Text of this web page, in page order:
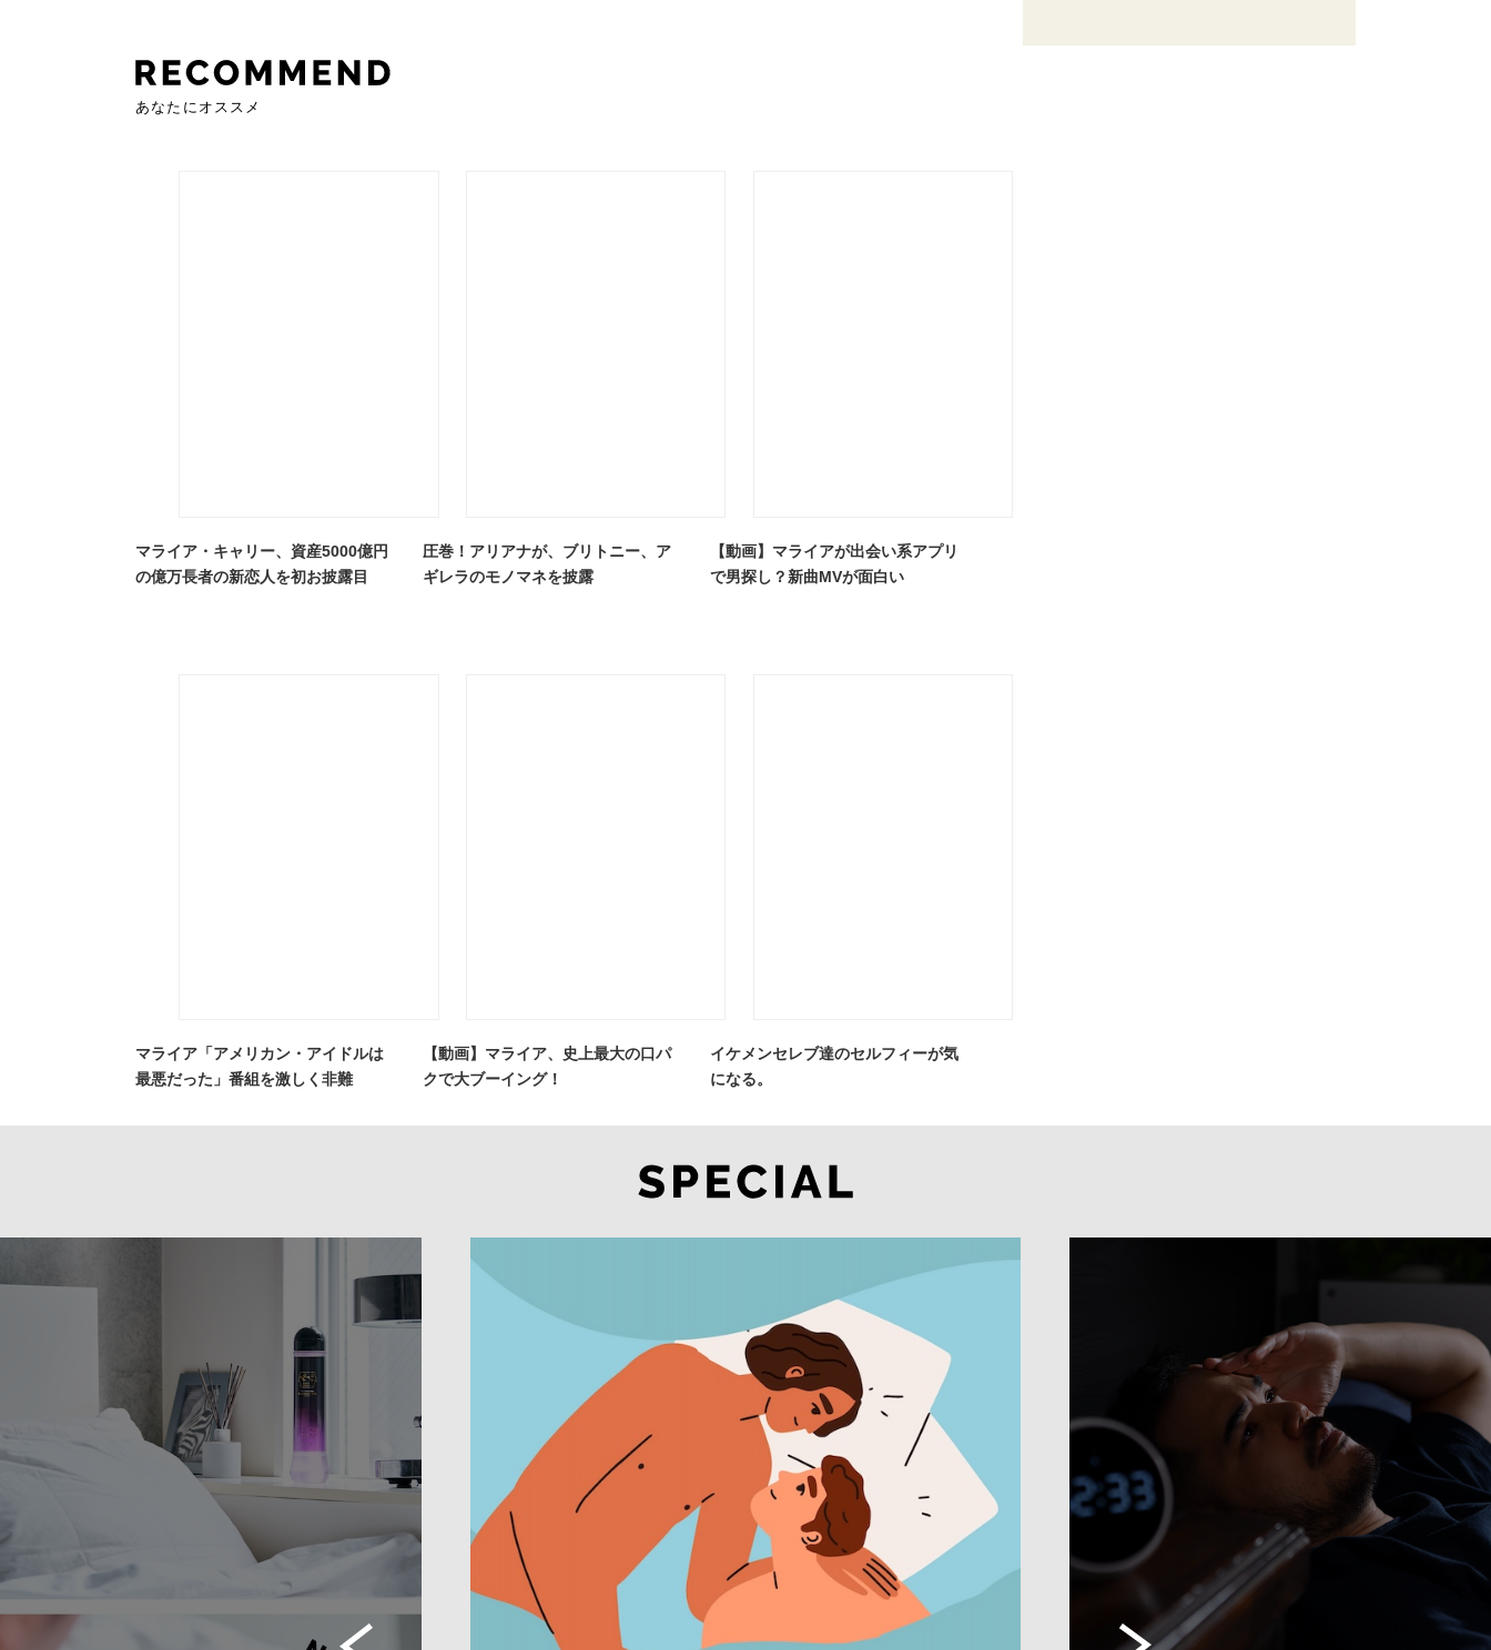
あなたにオススメ
マライア・キャリー、資産5000億円
の億万長者の新恋人を初お披露目
圧巻！アリアナが、ブリトニー、ア
ギレラのモノマネを披露
【動画】マライアが出会い系アプリ
で男探し？新曲MVが面白い
マライア「アメリカン・アイドルは
最悪だった」番組を激しく非難
【動画】マライア、史上最大の口パ
クで大ブーイング！
イケメンセレブ達のセルフィーが気
になる。